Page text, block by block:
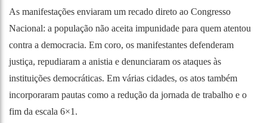
As manifestações enviaram um recado direto ao Congresso
Nacional: a população não aceita impunidade para quem atentou
contra a democracia. Em coro, os manifestantes defenderam
justiça, repudiaram a anistia e denunciaram os ataques às
instituições democráticas. Em várias cidades, os atos também
incorporaram pautas como a redução da jornada de trabalho e o
fim da escala 6×1.